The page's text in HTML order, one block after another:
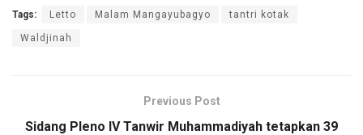
Tags: Letto Malam Mangayubagyo tantri kotak
Waldjinah
Previous Post
Sidang Pleno IV Tanwir Muhammadiyah tetapkan 39